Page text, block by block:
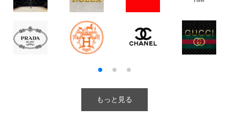
もっと見る